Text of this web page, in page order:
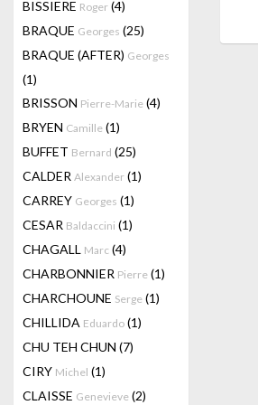
BISSIERE Roger (4)
BRAQUE Georges (25)
BRAQUE (AFTER) Georges
(1)
BRISSON Pierre-Marie (4)
BRYEN Camille (1)
BUFFET Bernard (25)
CALDER Alexander (1)
CARREY Georges (1)
CESAR Baldaccini (1)
CHAGALL Marc (4)
CHARBONNIER Pierre (1)
CHARCHOUNE Serge (1)
CHILLIDA Eduardo (1)
CHU TEH CHUN (7)
CIRY Michel (1)
CLAISSE Genevieve (2)